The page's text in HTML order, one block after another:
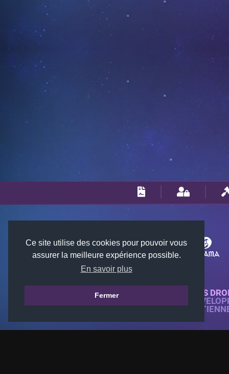
Ce site utilise des cookies pour pouvoir vous
assurer la meilleure expérience possible.
En savoir plus
Fermer
© 2018-2026 KTARENA. TOUS
SITE WEB ENTIÈREMENT
TOUTES LES IMAGES